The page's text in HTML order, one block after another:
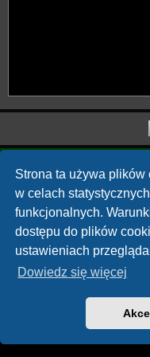
Strona ta używa plików
w celach
funkcjonalnych.
dostępu do plików
ustawieniach
Dowiedz się więcej
Technologię dostarcza
Zasady ochrony